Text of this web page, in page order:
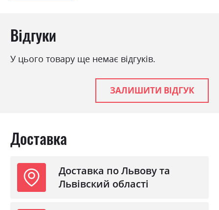
Колір (Фасад):
Колір (Корпус):
Колір матеріалу
білий глянець
мінімалізм, модерн
лакована ДСП
З матрацом
Відгуки
У цього товару ще немає відгуків.
ЗАЛИШИТИ ВІДГУК
Доставка
Доставка по Львову та
Львівский області